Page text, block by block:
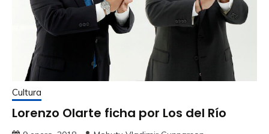
Cultura
Lorenzo Olarte ficha por Los del Río